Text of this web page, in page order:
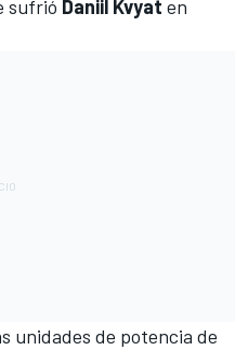
sufrió Daniil Kvyat en
unidades de potencia de